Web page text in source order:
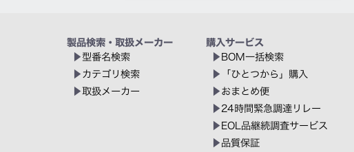
製品検索・取扱メーカー
型番名検索
カテゴリ検索
取扱メーカー
購入サービス
BOM一括検索
「ひとつから」購入
おまとめ便
24時間緊急調達リレー
EOL品継続調査サービス
品質保証